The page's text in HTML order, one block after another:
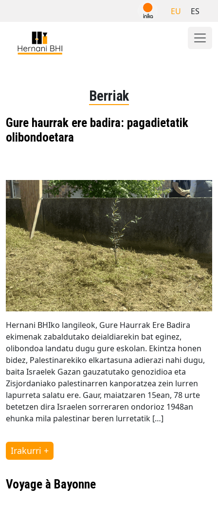
EU ES
Berriak
Gure haurrak ere badira: pagadietatik
olibondoetara
Hernani BHIko langileok, Gure Haurrak Ere Badira
ekimenak zabaldutako deialdiarekin bat eginez,
olibondoa landatu dugu gure eskolan. Ekintza honen
bidez, Palestinarekiko elkartasuna adierazi nahi dugu,
baita Israelek Gazan gauzatutako genozidioa eta
Zisjordaniako palestinarren kanporatzea zein lurren
lapurreta salatu ere. Gaur, maiatzaren 15ean, 78 urte
betetzen dira Israelen sorreraren ondorioz 1948an
ehunka mila palestinar beren lurretatik […]
Irakurri +
Voyage à Bayonne